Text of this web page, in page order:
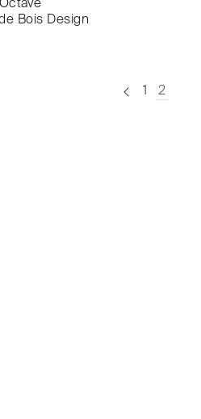
Octave
Bois Design
1 2